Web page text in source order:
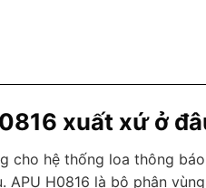
xuất xứ ở
cho hệ thống loa thông
H0816 là bộ phân